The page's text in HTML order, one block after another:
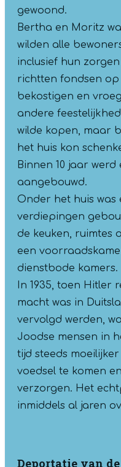
gewoond.
Bertha en Moritz
wilden alle
inclusief hun
richtten fondsen
bekostigen en
andere
wilde kopen, maar
het huis kon
Binnen 10 jaar
aangebouwd.
Onder het huis was
verdiepingen
de keuken, ruimtes
een
dienstbode kamers.
In 1935, toen Hitler
macht was in
vervolgd werden,
Joodse mensen in
tijd steeds
voedsel te komen
verzorgen. Het
inmiddels al jaren
Deportatie van